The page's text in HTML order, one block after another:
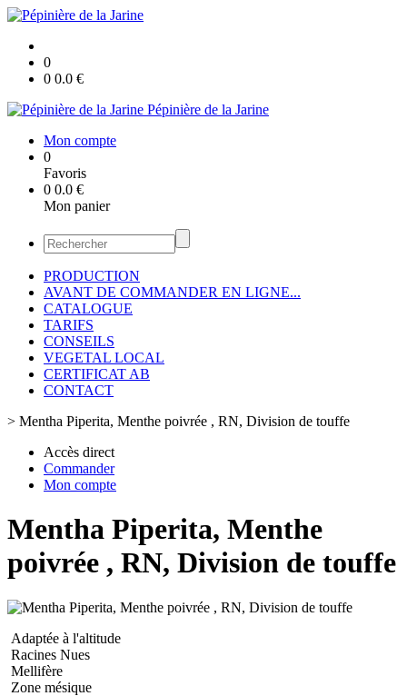
0
0 0.0 €
Pépinière de la Jarine
Mon compte
0
Favoris
0 0.0 €
Mon panier
PRODUCTION
AVANT DE COMMANDER EN LIGNE...
CATALOGUE
TARIFS
CONSEILS
VEGETAL LOCAL
CERTIFICAT AB
CONTACT
> Mentha Piperita, Menthe poivrée , RN, Division de touffe
Accès direct
Commander
Mon compte
Mentha Piperita, Menthe
poivrée , RN, Division de touffe
Adaptée à l'altitude
Racines Nues
Mellifère
Zone mésique